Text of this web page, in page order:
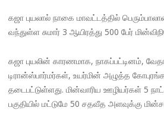
கஜா புயலால் நாகை மாவட்டத்தில்
வந்துள்ள சுமார் 3 ஆயிரத்து 500 பேர்
கஜா புயலின் காரணமாக, நாகப்பட்டினம்,
டிரான்ஸ்பார்மர்கள், உயர்மின் அழுத்த
தடைபட்டுள்ளது. மின்வாரிய ஊழியர்கள் 5
பகுதியில் மட்டுமே 50 சதவீத அளவுக்கு